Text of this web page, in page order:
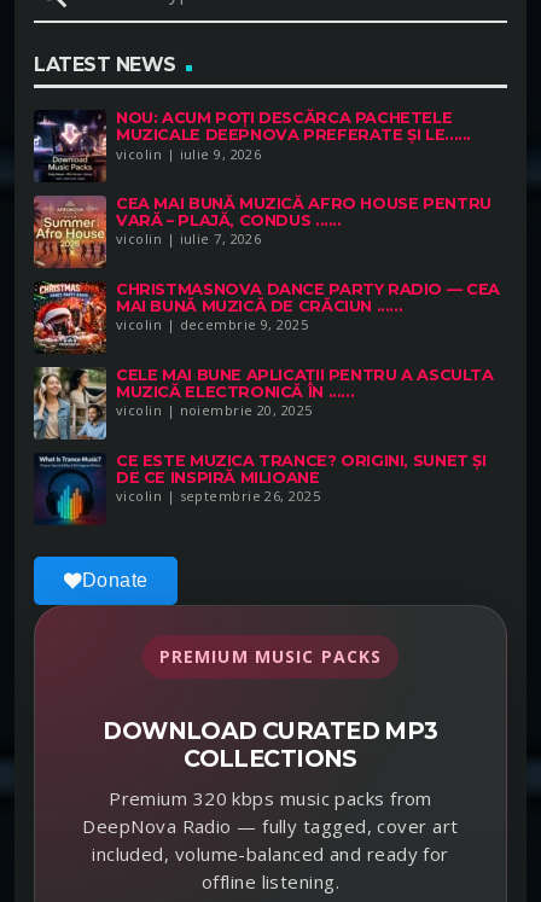
LATEST NEWS
NOU: ACUM POȚI DESCĂRCA PACHETELE
MUZICALE DEEPNOVA PREFERATE ȘI LE......
vicolin | iulie 9, 2026
CEA MAI BUNĂ MUZICĂ AFRO HOUSE PENTRU
VARĂ – PLAJĂ, CONDUS ......
vicolin | iulie 7, 2026
CHRISTMASNOVA DANCE PARTY RADIO — CEA
MAI BUNĂ MUZICĂ DE CRĂCIUN ......
vicolin | decembrie 9, 2025
CELE MAI BUNE APLICAȚII PENTRU A ASCULTA
MUZICĂ ELECTRONICĂ ÎN ......
vicolin | noiembrie 20, 2025
CE ESTE MUZICA TRANCE? ORIGINI, SUNET ȘI
DE CE INSPIRĂ MILIOANE
vicolin | septembrie 26, 2025
Donate
PREMIUM MUSIC PACKS
DOWNLOAD CURATED MP3
COLLECTIONS
Premium 320 kbps music packs from
DeepNova Radio — fully tagged, cover art
included, volume-balanced and ready for
offline listening.